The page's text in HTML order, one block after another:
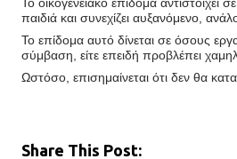
Το οικογενειακό επίδομα
παιδιά και συνεχίζει αυξανόμενο,
Το επίδομα αυτό δίνεται σε όσους
σύμβαση, είτε επειδή προβλέπει
Ωστόσο, επισημαίνεται ότι δεν θα
Share This Post: